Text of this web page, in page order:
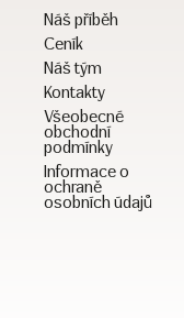
Náš příběh
Ceník
Náš tým
Kontakty
Všeobecné
obchodní
podmínky
Informace o
ochraně
osobních údajů